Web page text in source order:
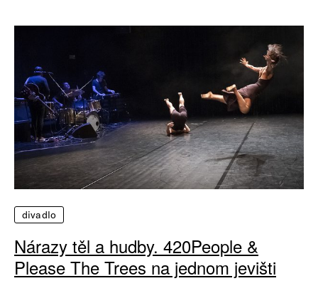
divadlo
Nárazy těl a hudby. 420People &
Please The Trees na jednom jevišti